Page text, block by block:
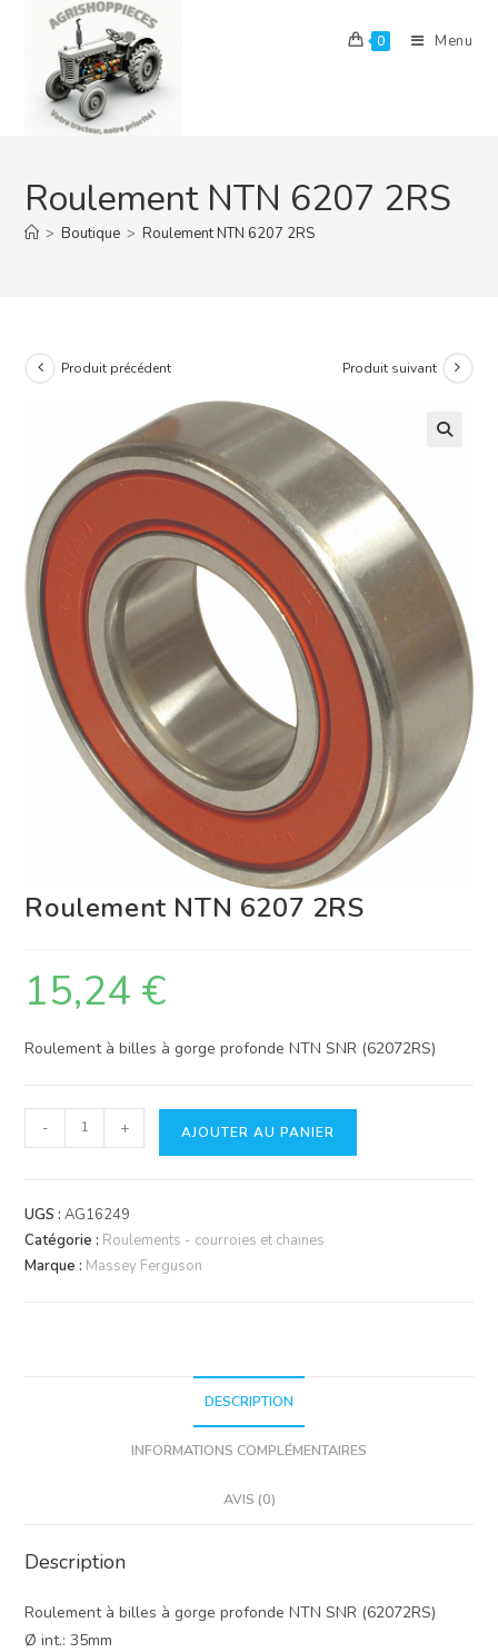
content
0 Menu
Roulement NTN 6207 2RS
> Boutique > Roulement NTN 6207 2RS
Produit précédent Produit suivant
Roulement NTN 6207 2RS
15,24 €
Roulement à billes à gorge profonde NTN SNR (62072RS)
quantité
de
NTN
6207
2RS
- + AJOUTER AU PANIER
UGS :AG16249
Catégorie : Roulements - courroies et chaines
Marque : Massey Ferguson
DESCRIPTION
INFORMATIONS COMPLÉMENTAIRES
AVIS (0)
Description
Roulement à billes à gorge profonde NTN SNR (62072RS)
Ø int.: 35mm